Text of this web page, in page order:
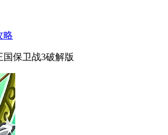
略
国保卫战3破解版